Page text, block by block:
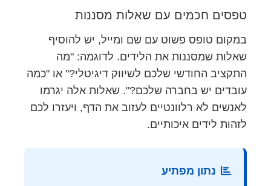
טפסים חכמים עם שאלות מסננות
במקום טופס פשוט עם שם ומייל, יש להוסיף
שאלות שמסננות את הלידים. לדוגמה: "מה
התקציב החודשי שלכם לשיווק דיגיטלי?" או "כמה
עובדים יש בחברה שלכם?". שאלות אלה יגרמו
לאנשים לא רלוונטיים לעזוב את הדף, ויעזרו לכם
לזהות לידים איכותיים.
נתון מפתיע